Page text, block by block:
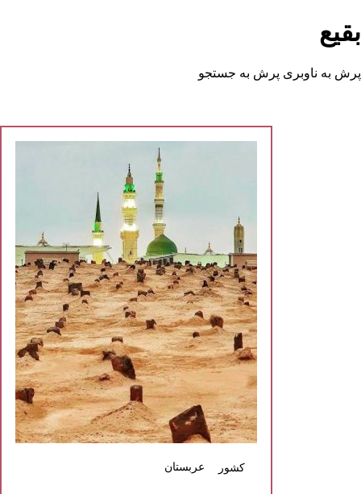
به ناوبری پرش به جستجو
کشور عربستان